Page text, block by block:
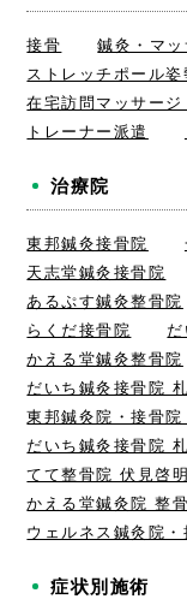
接骨
鍼灸・マッ
ストレッチポール姿
在宅訪問マッサージ
トレーナー派遣
治療院
東邦鍼灸接骨院
天志堂鍼灸接骨院
あるぷす鍼灸整骨院
らくだ接骨院
かえる堂鍼灸整骨院
だいち鍼灸接骨院
東邦鍼灸院・接骨
だいち鍼灸接骨院
てて整骨院 伏見啓
かえる堂鍼灸院 整
ウェルネス鍼灸院
症状別施術